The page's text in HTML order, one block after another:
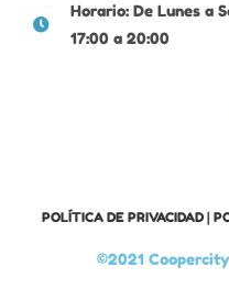
Horario: De Lunes a
17:00 a 20:00
POLÍTICA DE PRIVACIDAD|
©2021